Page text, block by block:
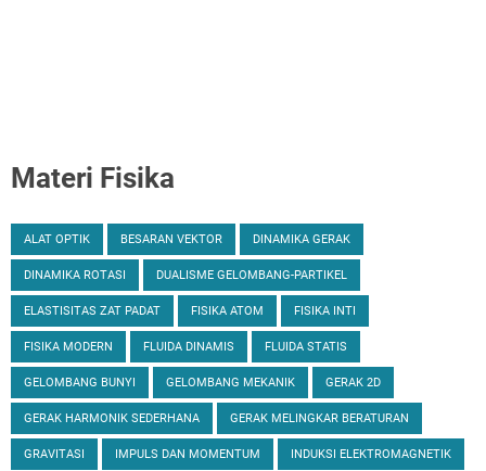
Materi Fisika
ALAT OPTIK BESARAN VEKTOR DINAMIKA GERAK
DINAMIKA ROTASI DUALISME GELOMBANG-PARTIKEL
ELASTISITAS ZAT PADAT FISIKA ATOM FISIKA INTI
FISIKA MODERN FLUIDA DINAMIS FLUIDA STATIS
GELOMBANG BUNYI GELOMBANG MEKANIK GERAK 2D
GERAK HARMONIK SEDERHANA GERAK MELINGKAR BERATURAN
GRAVITASI IMPULS DAN MOMENTUM INDUKSI ELEKTROMAGNETIK